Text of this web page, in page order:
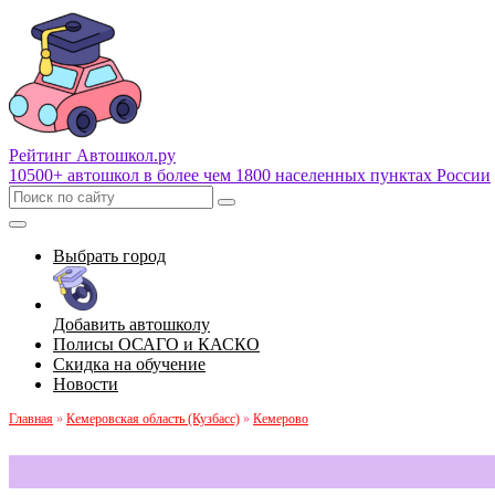
Рейтинг Автошкол.ру
10500+ автошкол в более чем 1800 населенных пунктах России
Выбрать город
Добавить автошколу
Полисы ОСАГО и КАСКО
Скидка на обучение
Новости
Главная » Кемеровская область (Кузбасс) » Кемерово